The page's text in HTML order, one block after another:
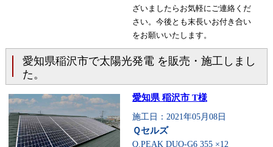
ざいましたらお気軽にご連絡くだ
さい。今後とも末長いお付き合い
をお願いいたします。
愛知県稲沢市で太陽光発電 を販売・施工しまし
た。
愛知県 稲沢市 T様
施工日：2021年05月08日
Ｑセルズ
Q.PEAK DUO-G6 355 ×12